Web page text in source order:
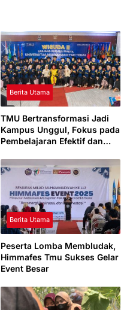
Berita Utama
TMU Bertransformasi Jadi
Kampus Unggul, Fokus pada
Pembelajaran Efektif dan
Berita Utama
Peserta Lomba Membludak,
Himmafes Tmu Sukses Gelar
Event Besar